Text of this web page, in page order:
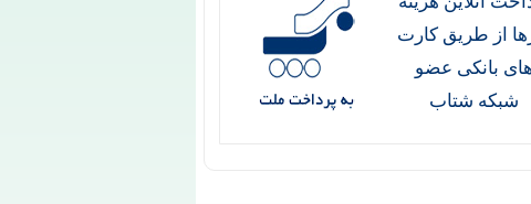
از طریق کارت
های بانکی عضو
شبکه شتاب